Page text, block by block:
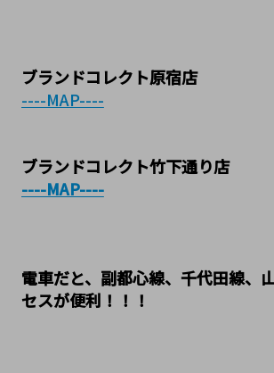
ブランドコレクト原宿店
----MAP----
ブランドコレクト竹下通り店
----MAP----
電車だと、副都心線、千代田線、
セスが便利！！！